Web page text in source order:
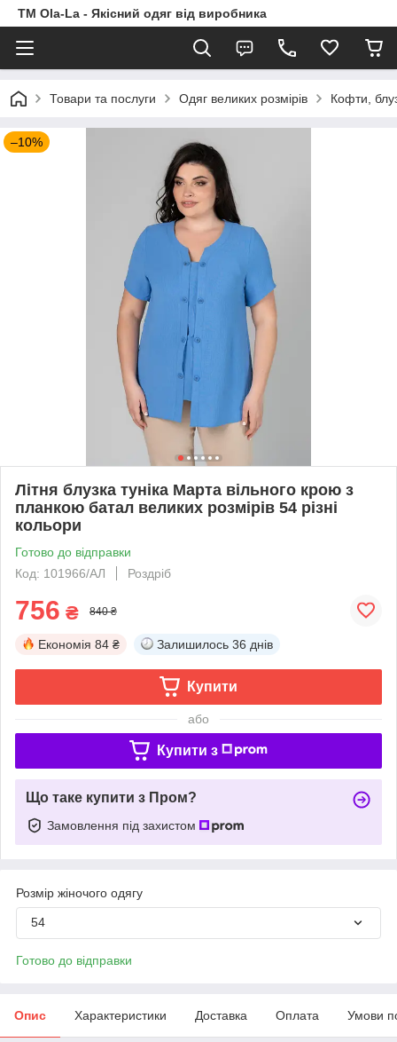
TM Ola-La - Якісний одяг від виробника
Товари та послуги Одяг великих розмірів Кофти,
–10%
Літня блузка туніка Марта вільного крою з
планкою батал великих розмірів 54 різні
кольори
Готово до відправки
Код: 101966/АЛ
Роздріб
756 ₴ 840 ₴
Економія 84 ₴ Залишилось 36 днів
Купити
або
Купити з
Що таке купити з Пром?
Замовлення під захистом
Розмір жіночого одягу
54
Готово до відправки
Опис Характеристики Доставка Оплата Умови